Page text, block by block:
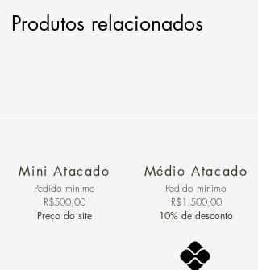
Produtos relacionados
Mini Atacado
Pedido ​mínimo
R$500,00
Preço do site
Médio Atacado
Pedido mínimo
R$1.500,00
10% de desconto